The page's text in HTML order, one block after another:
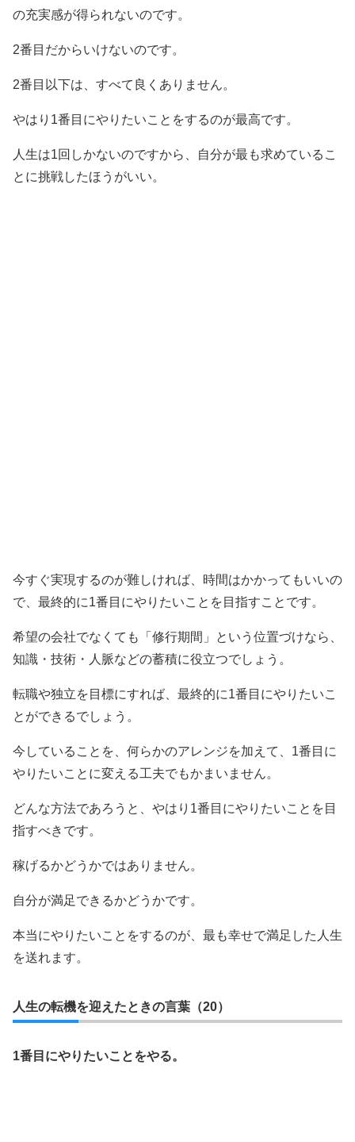
の充実感が得られないのです。
2番目だからいけないのです。
2番目以下は、すべて良くありません。
やはり1番目にやりたいことをするのが最高です。
人生は1回しかないのですから、自分が最も求めているこ
とに挑戦したほうがいい。
今すぐ実現するのが難しければ、時間はかかってもいいの
で、最終的に1番目にやりたいことを目指すことです。
希望の会社でなくても「修行期間」という位置づけなら、
知識・技術・人脈などの蓄積に役立つでしょう。
転職や独立を目標にすれば、最終的に1番目にやりたいこ
とができるでしょう。
今していることを、何らかのアレンジを加えて、1番目に
やりたいことに変える工夫でもかまいません。
どんな方法であろうと、やはり1番目にやりたいことを目
指すべきです。
稼げるかどうかではありません。
自分が満足できるかどうかです。
本当にやりたいことをするのが、最も幸せで満足した人生
を送れます。
人生の転機を迎えたときの言葉（20）
1番目にやりたいことをやる。